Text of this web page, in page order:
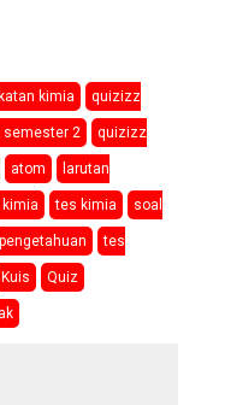
kimia quizizz
semester 2 quizizz
atom larutan
tes kimia soal
pengetahuan tes
Kuis Quiz